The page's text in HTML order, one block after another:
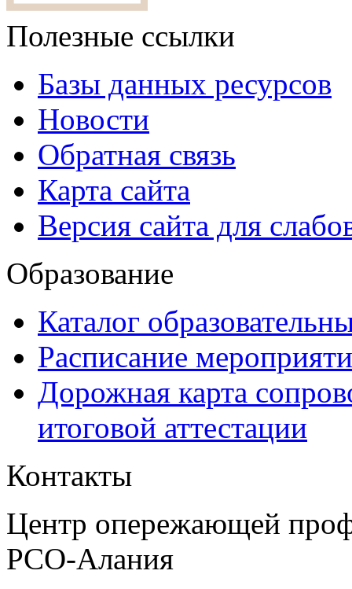
Полезные ссылки
Базы данных ресурсов
Новости
Обратная связь
Карта сайта
Версия сайта для
Образование
Каталог
Расписание
Дорожная карта
итоговой аттестации
Контакты
Центр опережающей
РСО-Алания